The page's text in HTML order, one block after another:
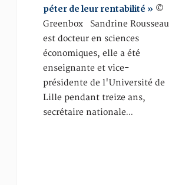
péter de leur rentabilité » ©
Greenbox Sandrine Rousseau
est docteur en sciences
économiques, elle a été
enseignante et vice-
présidente de l'Université de
Lille pendant treize ans,
secrétaire nationale…